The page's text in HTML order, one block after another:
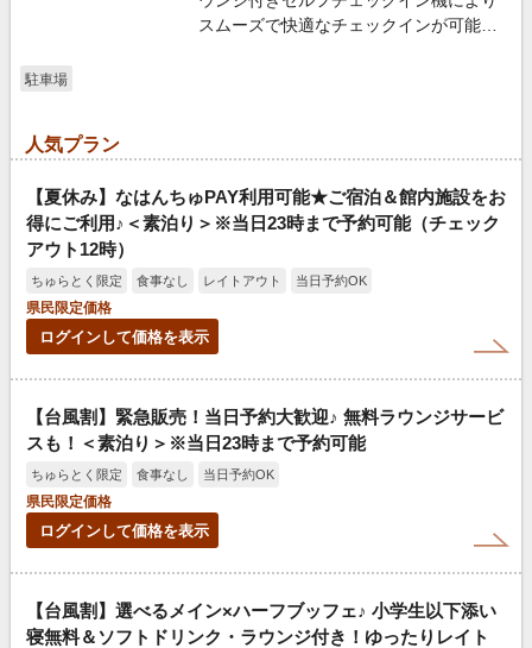
スムーズで快適なチェックインが可能
駐車場
人気プラン
【夏休み】なはんちゅPAY利用可能★ご宿泊＆館内施設をお
得にご利用♪＜素泊り＞※当日23時まで予約可能（チェック
アウト12時）
ちゅらとく限定 食事なし レイトアウト
当日予約OK
県民限定価格
ログインして価格を表示
【台風割】緊急販売！当日予約大歓迎♪ 無料ラウンジサービ
スも！＜素泊り＞※当日23時まで予約可能
ちゅらとく限定 食事なし
当日予約OK
県民限定価格
ログインして価格を表示
【台風割】選べるメイン×ハーフブッフェ♪ 小学生以下添い
寝無料＆ソフトドリンク・ラウンジ付き！ゆったりレイト